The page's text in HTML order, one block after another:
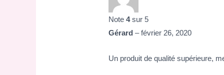
Note4sur 5
Gérard– février 26, 2020
Un produit de qualité supérieure,